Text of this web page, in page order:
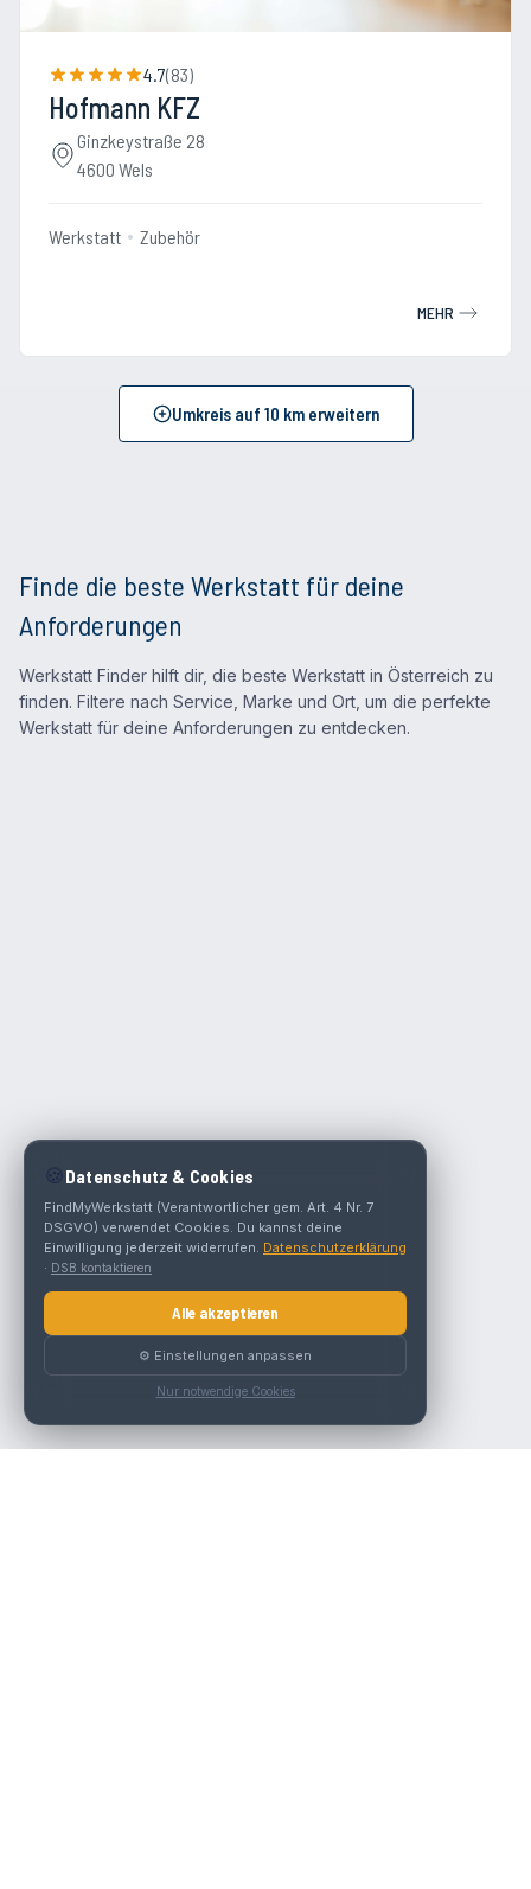
4.7(83)
Hofmann KFZ
Ginzkeystraße 28
4600 Wels
Werkstatt Zubehör
MEHR
Umkreis auf 10 km erweitern
Finde die beste Werkstatt für deine
Anforderungen
Werkstatt Finder hilft dir, die beste Werkstatt in Österreich zu
finden. Filtere nach Service, Marke und Ort, um die perfekte
Werkstatt für deine Anforderungen zu entdecken.
🍪 Datenschutz & Cookies
FindMyWerkstatt (Verantwortlicher gem. Art. 4 Nr. 7
DSGVO) verwendet Cookies. Du kannst deine
Einwilligung jederzeit widerrufen. Datenschutzerklärung
· DSB kontaktieren
Alle akzeptieren
⚙️ Einstellungen anpassen
Nur notwendige Cookies